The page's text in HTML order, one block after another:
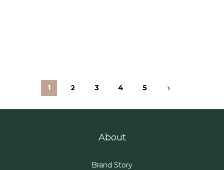
1 2 3 4 5
About
Brand Story